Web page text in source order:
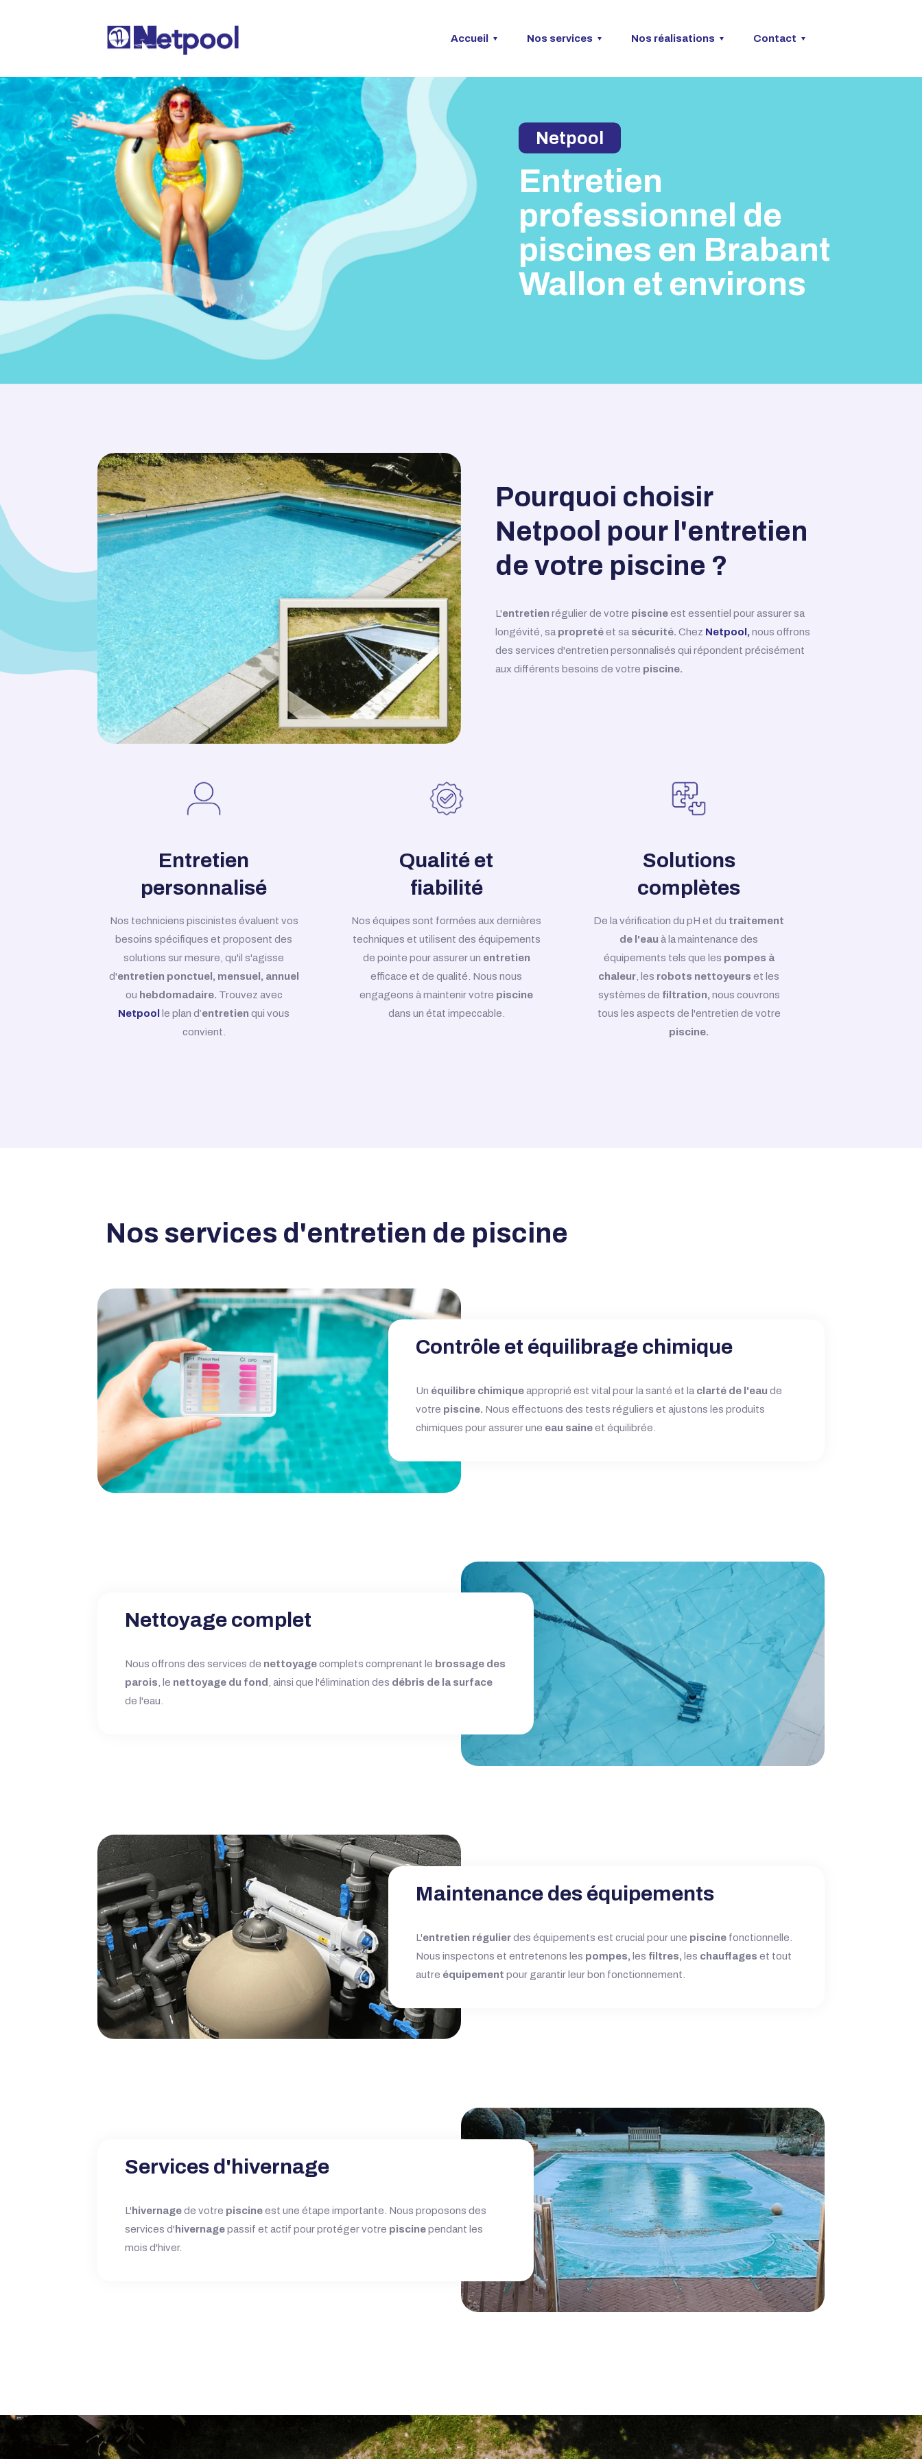
Accueil Nos services Nos réalisations Contact
Netpool
Entretien
professionnel de
piscines en Brabant
Wallon et environs
Pourquoi choisir
Netpool pour l'entretien
de votre piscine ?
L'entretien régulier de votre piscineest essentiel pour assurer sa
longévité, sa propretéet sa sécurité. Chez Netpool, nous offrons
des services d'entretien personnalisés qui répondent précisément
aux différents besoins de votre piscine.
Entretien
personnalisé
Nos techniciens piscinistes évaluent vos
besoins spécifiques et proposent des
solutions sur mesure, qu'il s'agisse
d'entretien ponctuel, mensuel, annuel
ou hebdomadaire. Trouvez avec
Netpool
le plan d’entretien qui vous
convient.
Qualité et
fiabilité
Nos équipes sont formées aux dernières
techniques et utilisent des équipements
de pointe pour assurer un entretien
efficace et de qualité. Nous nous
engageons à maintenir votre piscine
dans un état impeccable.
Solutions
complètes
De la vérification du pH et du traitement
de l'eau à la maintenance des
équipements tels que les pompes à
chaleur , les robots nettoyeurs et les
systèmes de filtration, nous couvrons
tous les aspects de l'entretien de votre
piscine.
Nos services d'entretien de piscine
Contrôle et équilibrage chimique
Un équilibre chimiqueapproprié est vital pour la santé et la clarté de l'eau de
votre piscine. Nous effectuons des tests réguliers et ajustons les produits
chimiques pour assurer une eau saineet équilibrée.
Nettoyage complet
Nous offrons des services de nettoyagecomplets comprenant le brossage des
parois, le nettoyage du fond, ainsi que l'élimination des débris de la surface
de l'eau.
Maintenance des équipements
L'entretien régulierdes équipements est crucial pour une piscine fonctionnelle.
Nous inspectons et entretenons les pompes, les filtres, les chauffages et tout
autre équipement pour garantir leur bon fonctionnement.
Services d'hivernage
L' hivernagede votre piscineest une étape importante. Nous proposons des
services d' hivernagepassif et actif pour protéger votre piscinependant les
mois d'hiver.